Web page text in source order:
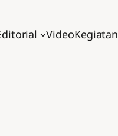
VideoKegiatan